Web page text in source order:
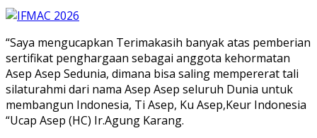
“Saya mengucapkan Terimakasih banyak atas pemberian
sertifikat penghargaan sebagai anggota kehormatan
Asep Asep Sedunia, dimana bisa saling mempererat tali
silaturahmi dari nama Asep Asep seluruh Dunia untuk
membangun Indonesia, Ti Asep, Ku Asep,Keur Indonesia
“Ucap Asep (HC) Ir.Agung Karang.